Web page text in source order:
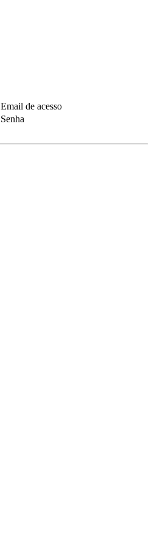
Email de acesso
Senha